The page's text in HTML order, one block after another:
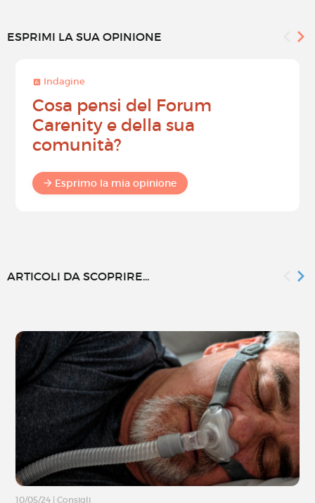
ESPRIMI LA SUA OPINIONE
Indagine
Cosa pensi del Forum
Carenity e della sua
comunità?
Esprimo la mia opinione
ARTICOLI DA SCOPRIRE...
10/05/24 Consigli